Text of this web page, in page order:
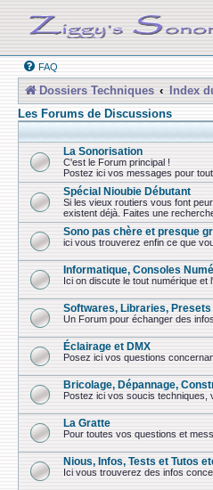
FAQ
Dossiers Techniques Index
Les Forums de Discussions
La Sonorisation
C'est le Forum principal !
Postez ici vos messages pour
Spécial Nioubie Débutant
Si les vieux routiers vous font
existent déjà. Faites une
Sono pas chère et presque
ici vous trouverez enfin ce que
Informatique, Consoles
Ici on discute le tout numérique et
Softwares, Libraries,
Un Forum pour échanger des
Éclairage et DMX
Posez ici vos questions
Bricolage, Dépannage,
Postez ici vos soucis techniques,
La Gratte
Pour toutes vos questions et
Nious, Infos, Tests et Tutos
Ici vous trouverez des infos